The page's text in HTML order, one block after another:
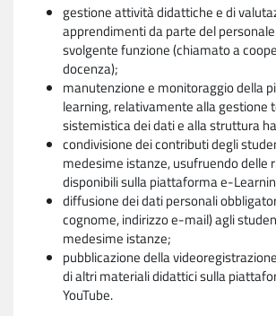
gestione attività didattiche e di
apprendimenti da parte del
svolgente funzione (chiamato a
docenza);
manutenzione e monitoraggio della
learning, relativamente alla gestione
sistemistica dei dati e alla struttura
condivisione dei contributi degli
medesime istanze, usufruendo delle
disponibili sulla piattaforma e-
diffusione dei dati personali
cognome, indirizzo e-mail) agli
medesime istanze;
pubblicazione della
di altri materiali didattici sulla
YouTube.